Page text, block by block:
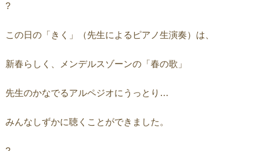
?
この日の「きく」（先生によるピアノ生演奏）は、
新春らしく、メンデルスゾーンの「春の歌」
先生のかなでるアルペジオにうっとり…
みんなしずかに聴くことができました。